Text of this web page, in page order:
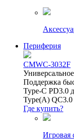
Периферия
CMWC-3032F
Поддержка
Type-C PD3.0
Type(A)
Где купить?
Игровая